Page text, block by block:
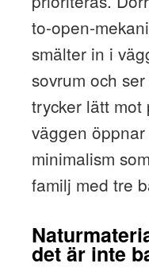
to-open-
smälter in i
sovrum och
trycker lätt
väggen
minimalism
familj med tre
det är inte